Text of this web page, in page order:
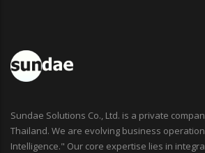
Sundae Solutions Co., Ltd. is a private
Thailand. We are evolving business
Intelligence." Our core expertise lies in